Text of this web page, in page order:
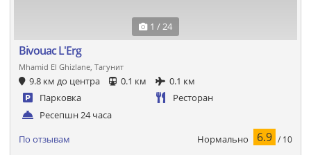
1 / 24
Bivouac L'Erg
Mhamid El Ghizlane, Тагунит
9.8 км до центра 0.1 км
0.1 км
Парковка
Ресторан
Ресепшн 24 часа
По отзывам Нормально 6.9 / 10